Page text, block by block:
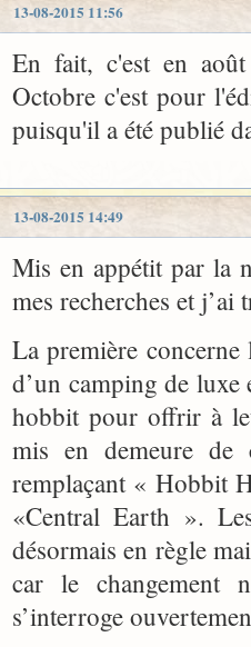
13-08-2015 11:56
En fait, c'est en
Octobre c'est pour
puisqu'il a été publié
13-08-2015 14:49
Mis en appétit par la
mes recherches et j’ai
La première
d’un camping de
hobbit pour offrir à
mis en demeure de
remplaçant « Hobbit
«Central Earth ».
désormais en règle
car le changement
s’interroge